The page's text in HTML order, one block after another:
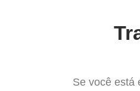
Se você está